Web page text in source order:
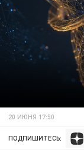
20 ИЮНЯ 17:50
ПОДПИШИТЕСЬ: